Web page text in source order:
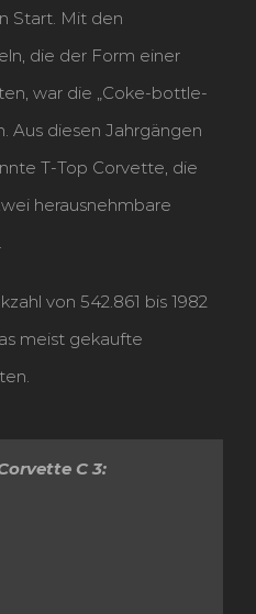
Start. Mit den
die der Form einer
war die „Coke-bottle-
Aus diesen Jahrgängen
T-Top Corvette, die
herausnehmbare
von 542.861 bis 1982
meist gekaufte
C 3: